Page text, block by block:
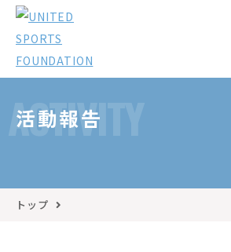
ACTIVITY
活動報告
トップ